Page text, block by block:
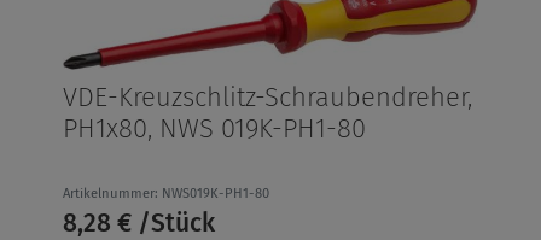
VDE-Kreuzschlitz-Schraubendreher,
PH1x80, NWS 019K-PH1-80
Artikelnummer: NWS019K-PH1-80
8,28 € /Stück